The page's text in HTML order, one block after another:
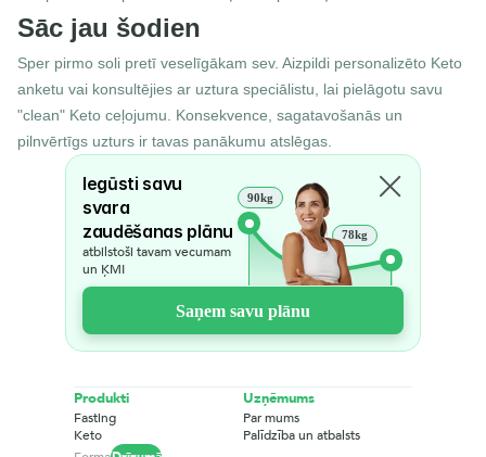
Sāc jau šodien
Sper pirmo soli pretī veselīgākam sev. Aizpildi personalizēto Keto
anketu vai konsultējies ar uztura speciālistu, lai pielāgotu savu
"clean" Keto ceļojumu. Konsekvence, sagatavošanās un
pilnvērtīgs uzturs ir tavas panākumu atslēgas.
Iegūsti savu
svara
zaudēšanas plānu
atbilstoši tavam vecumam
un ĶMI
90kg
78kg
Saņem savu plānu
Produkti
Fasting
Keto
Uzņēmums
Par mums
Palīdzība un atbalsts